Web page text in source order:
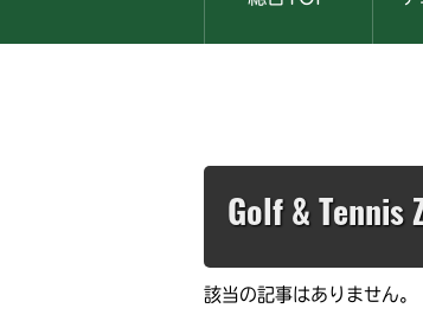
Golf & Tennis
該当の記事はありません。